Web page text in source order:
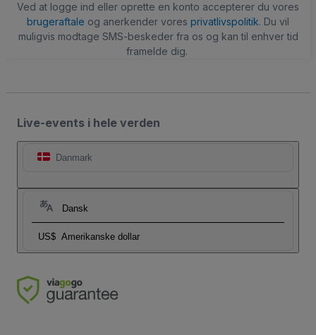
Ved at logge ind eller oprette en konto accepterer du vores
brugeraftale og anerkender vores privatlivspolitik. Du vil
muligvis modtage SMS-beskeder fra os og kan til enhver tid
framelde dig.
Live-events i hele verden
Danmark
Dansk
US$ Amerikanske dollar